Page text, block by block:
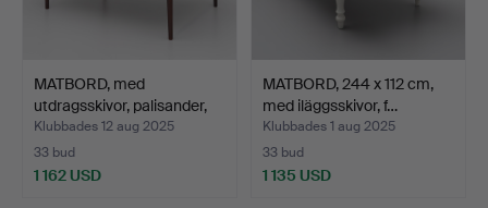
MATBORD, med
utdragsskivor, palisander,
mä…
Klubbades 12 aug 2025
33 bud
1 162 USD
MATBORD, 244 x 112 cm,
med iläggsskivor, f…
Klubbades 1 aug 2025
33 bud
1 135 USD